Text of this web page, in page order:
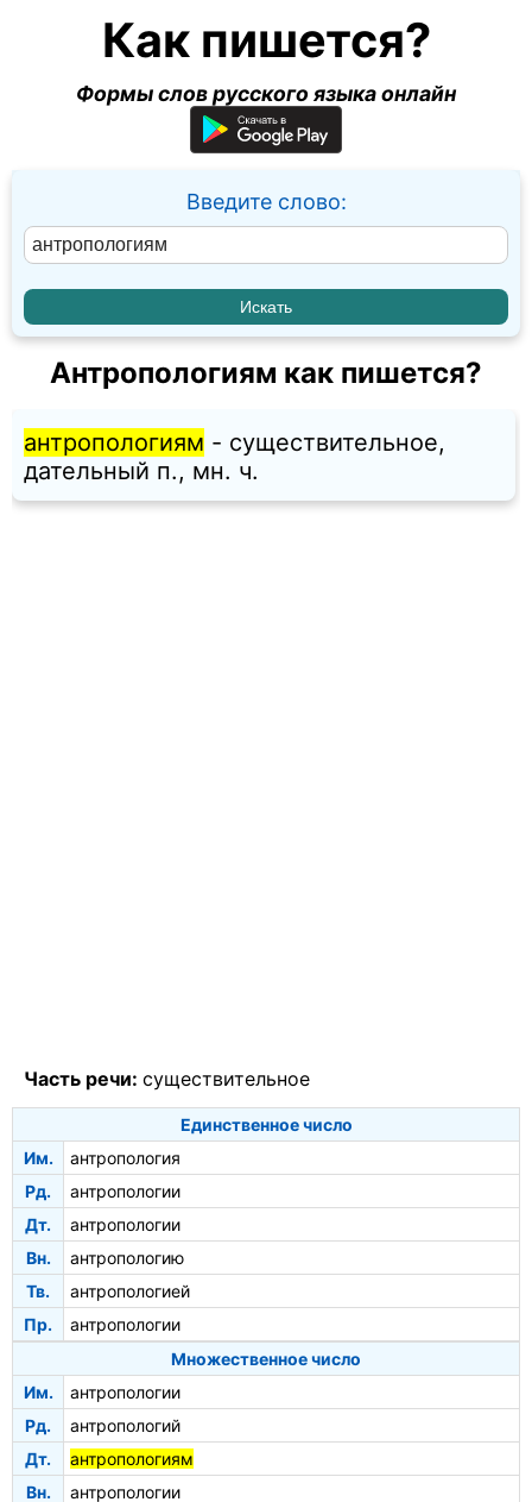
Как пишется?
Формы слов русского языка онлайн
Введите слово:
Антропологиям как пишется?
антропологиям - существительное,
дательный п., мн. ч.
Часть речи: существительное
Единственное число
Им.
антропология
Рд.
антропологии
Дт.
антропологии
Вн.
антропологию
Тв.
антропологией
Пр.
антропологии
Множественное число
Им.
антропологии
Рд.
антропологий
Дт.
антропологиям
Вн.
антропологии